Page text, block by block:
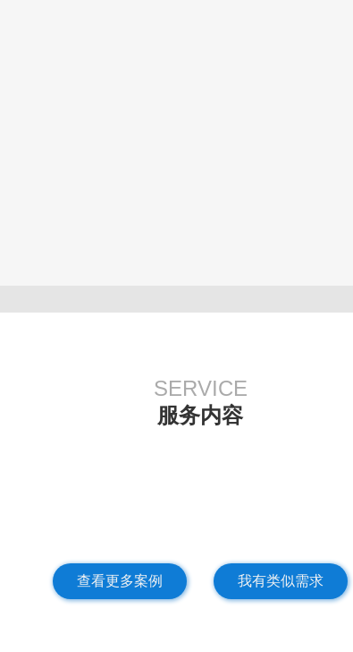
SERVICE
服务内容
查看更多案例 我有类似需求